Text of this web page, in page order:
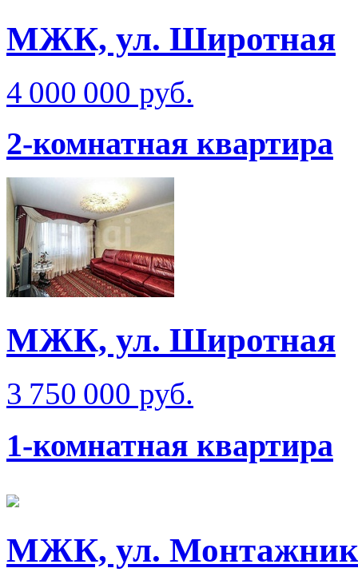
МЖК, ул. Широтная
4 000 000 руб.
2-комнатная квартира
МЖК, ул. Широтная
3 750 000 руб.
1-комнатная квартира
МЖК, ул.